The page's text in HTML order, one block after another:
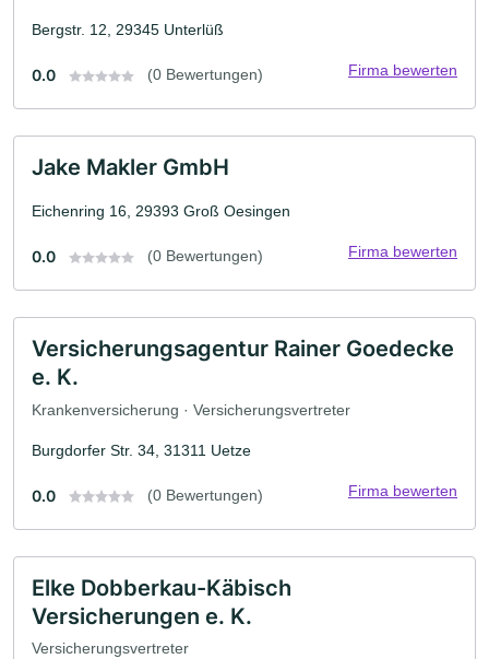
Bergstr. 12, 29345 Unterlüß
0.0 (0 Bewertungen) Firma bewerten
Jake Makler GmbH
Eichenring 16, 29393 Groß Oesingen
0.0 (0 Bewertungen) Firma bewerten
Versicherungsagentur Rainer Goedecke
e. K.
Krankenversicherung · Versicherungsvertreter
Burgdorfer Str. 34, 31311 Uetze
0.0 (0 Bewertungen) Firma bewerten
Elke Dobberkau-Käbisch
Versicherungen e. K.
Versicherungsvertreter